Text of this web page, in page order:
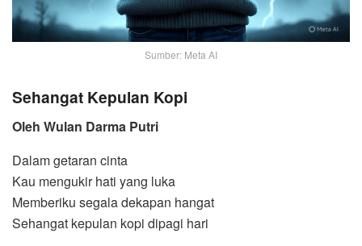
Sumber: Meta AI
Sehangat Kepulan Kopi
Oleh Wulan Darma Putri
Dalam getaran cinta
Kau mengukir hati yang luka
Memberiku segala dekapan hangat
Sehangat kepulan kopi dipagi hari